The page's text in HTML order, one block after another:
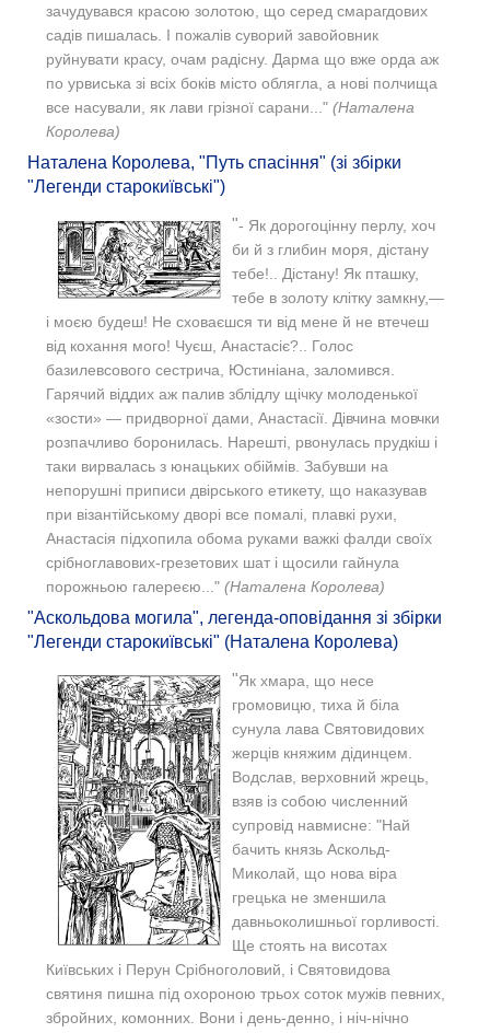
зачудувався красою золотою, що серед смарагдових
садів пишалась. І пожалів суворий завойовник
руйнувати красу, очам радісну. Дарма що вже орда аж
по урвиська зі всіх боків місто облягла, а нові полчища
все насували, як лави грізної сарани..." (Наталена
Королева)
Наталена Королева, "Путь спасіння" (зі збірки
"Легенди старокиївські")
"- Як дорогоцінну перлу, хоч
би й з глибин моря, дістану
тебе!.. Дістану! Як пташку,
тебе в золоту клітку замкну,—
і моєю будеш! Не сховаєшся ти від мене й не втечеш
від кохання мого! Чуєш, Анастасіє?.. Голос
базилевсового сестрича, Юстиніана, заломився.
Гарячий віддих аж палив зблідлу щічку молоденької
«зости» — придворної дами, Анастасії. Дівчина мовчки
розпачливо боронилась. Нарешті, рвонулась прудкіш і
таки вирвалась з юнацьких обіймів. Забувши на
непорушні приписи двірського етикету, що наказував
при візантійському дворі все помалі, плавкі рухи,
Анастасія підхопила обома руками важкі фалди своїх
срібноглавових-грезетових шат і щосили гайнула
порожньою галереєю..." (Наталена Королева)
"Аскольдова могила", легенда-оповідання зі збірки
"Легенди старокиївські" (Наталена Королева)
"Як хмара, що несе
громовицю, тиха й біла
сунула лава Святовидових
жерців княжим дідинцем.
Водслав, верховний жрець,
взяв із собою численний
супровід навмисне: "Най
бачить князь Аскольд-
Миколай, що нова віра
грецька не зменшила
давньоколишньої горливості.
Ще стоять на висотах
Київських і Перун Срібноголовий, і Святовидова
святиня пишна під охороною трьох соток мужів певних,
збройних, комонних. Вони і день-денно, і ніч-нічно